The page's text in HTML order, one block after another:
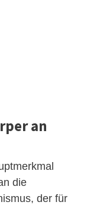
an
die
der für